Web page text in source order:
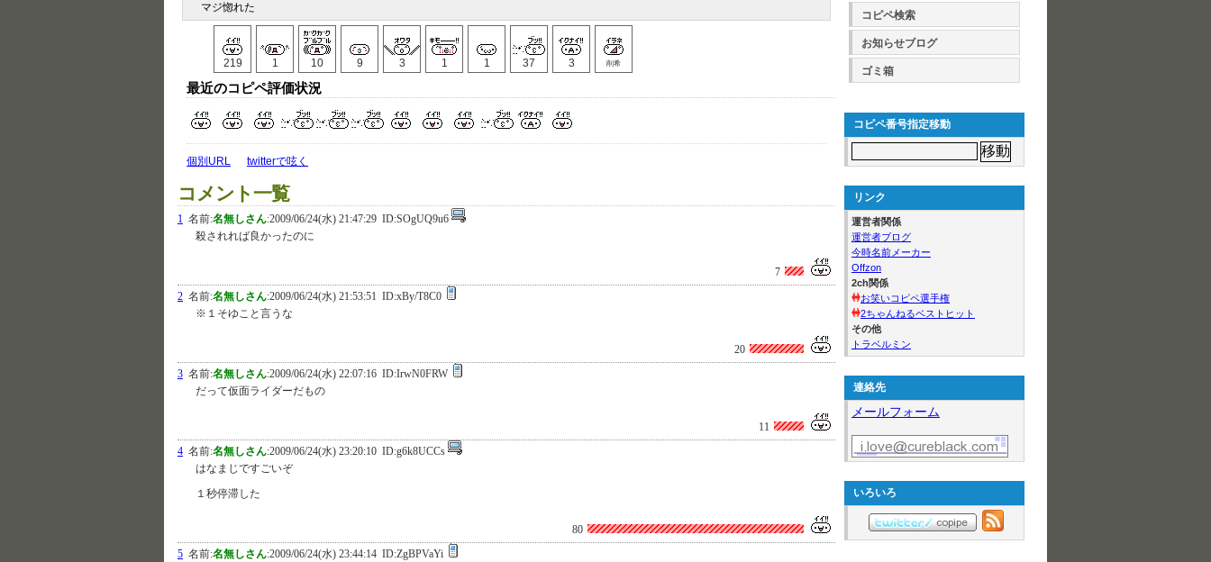
マジ惚れた
219 1 10 9 3 1 1 37 3 削希
最近のコピペ評価状況
個別URL twitterで呟く
コメント一覧
1 名前:名無しさん:2009/06/24(水) 21:47:29 ID:SOgUQ9u6
殺されれば良かったのに
7
2 名前:名無しさん:2009/06/24(水) 21:53:51 ID:xBy/T8C0
※１そゆこと言うな
20
3 名前:名無しさん:2009/06/24(水) 22:07:16 ID:IrwN0FRW
だって仮面ライダーだもの
11
4 名前:名無しさん:2009/06/24(水) 23:20:10 ID:g6k8UCCs
はなまじですごいぞ
１秒停滞した
80
5 名前:名無しさん:2009/06/24(水) 23:44:14 ID:ZgBPVaYi
コピペ検索
お知らせブログ
ゴミ箱
コピペ番号指定移動
リンク
運営者関係
運営者ブログ
今時名前メーカー
Offzon
2ch関係
お笑いコピペ選手権
2ちゃんねるベストヒット
その他
トラベルミン
連絡先
メールフォーム
いろいろ